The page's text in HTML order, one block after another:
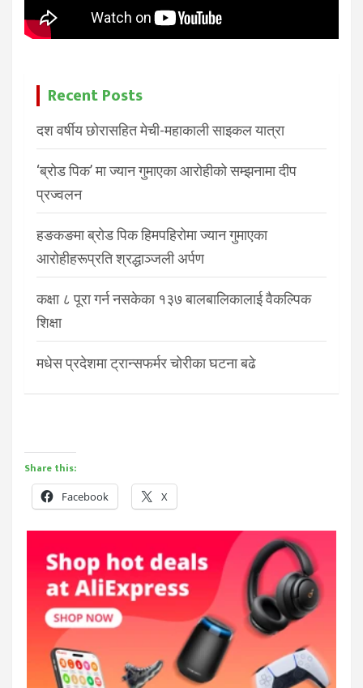
Recent Posts
दश वर्षीय छोरासहित मेची-महाकाली साइकल यात्रा
‘ब्रोड पिक’ मा ज्यान गुमाएका आरोहीको सम्झनामा दीप
प्रज्वलन
हङकङमा ब्रोड पिक हिमपहिरोमा ज्यान गुमाएका
आरोहीहरूप्रति श्रद्धाञ्जली अर्पण
कक्षा ८ पूरा गर्न नसकेका १३७ बालबालिकालाई वैकल्पिक
शिक्षा
मधेस प्रदेशमा ट्रान्सफर्मर चोरीका घटना बढे
Share this:
Facebook X